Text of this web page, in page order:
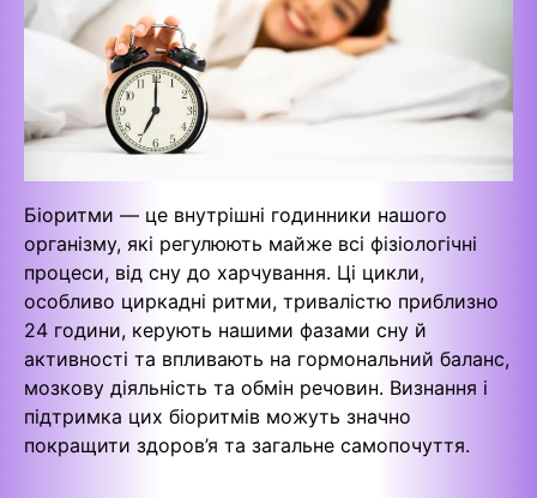
Біоритми — це внутрішні годинники нашого
організму, які регулюють майже всі фізіологічні
процеси, від сну до харчування. Ці цикли,
особливо циркадні ритми, тривалістю приблизно
24 години, керують нашими фазами сну й
активності та впливають на гормональний баланс,
мозкову діяльність та обмін речовин. Визнання і
підтримка цих біоритмів можуть значно
покращити здоров’я та загальне самопочуття.